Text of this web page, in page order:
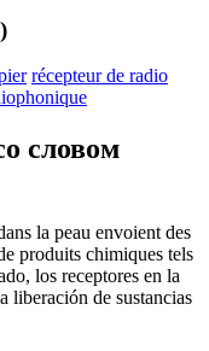
récepteur de radio
словом
la peau envoient des
produits chimiques tels
los receptores en la
liberación de sustancias